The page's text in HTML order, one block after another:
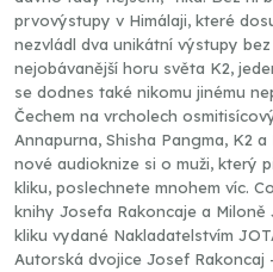
prvovýstupy v Himálaji, které
nezvládl dva unikátní výstupy
nejobávanější horu světa K2,
se dodnes také nikomu jinému
Čechem na vrcholech
Annapurna, Shisha Pangma, K2
nové audioknize si o muži, který
kliku, poslechnete mnohem víc.
knihy Josefa Rakoncaje a Miloně
kliku vydané Nakladatelstvím
Autorská dvojice Josef Rakoncaj